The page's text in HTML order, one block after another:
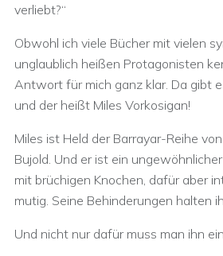
verliebt?“
Obwohl ich viele Bücher mit vielen
unglaublich heißen Protagonisten
Antwort für mich ganz klar. Da gibt
und der heißt Miles Vorkosigan!
Miles ist Held der Barrayar-Reihe
Bujold. Und er ist ein
mit brüchigen Knochen, dafür aber
mutig. Seine Behinderungen halten
Und nicht nur dafür muss man ihn